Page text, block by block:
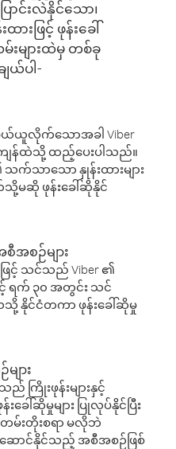
ာင်းလဲနိုင်သော၊
းဖြင့် ဖုန်းခေါ်
များထဲမှ တစ်ခု
ယ်ပါ-
ယူလိုက်သောအခါ Viber
န်ထဲသို့ ထည့်ပေးပါသည်။
က်သာသော နှုန်းထားများ
သို့မဆို ဖုန်းခေါ်ဆိုနိုင်
အစဉ်များ
ြင့် သင်သည် Viber ၏
င့် ရက် ၃၀ အတွင်း သင်
နိုင်ငံတကာ ဖုန်းခေါ်ဆိုမှု
ျား
ကြိုးဖုန်းများနှင့်
ခေါ်ဆိုမှုများ ပြုလုပ်နိုင်ပြီး
းတိုးစရာ မလိုဘဲ
ောင်နိုင်သည့် အစီအစဉ်ဖြစ်